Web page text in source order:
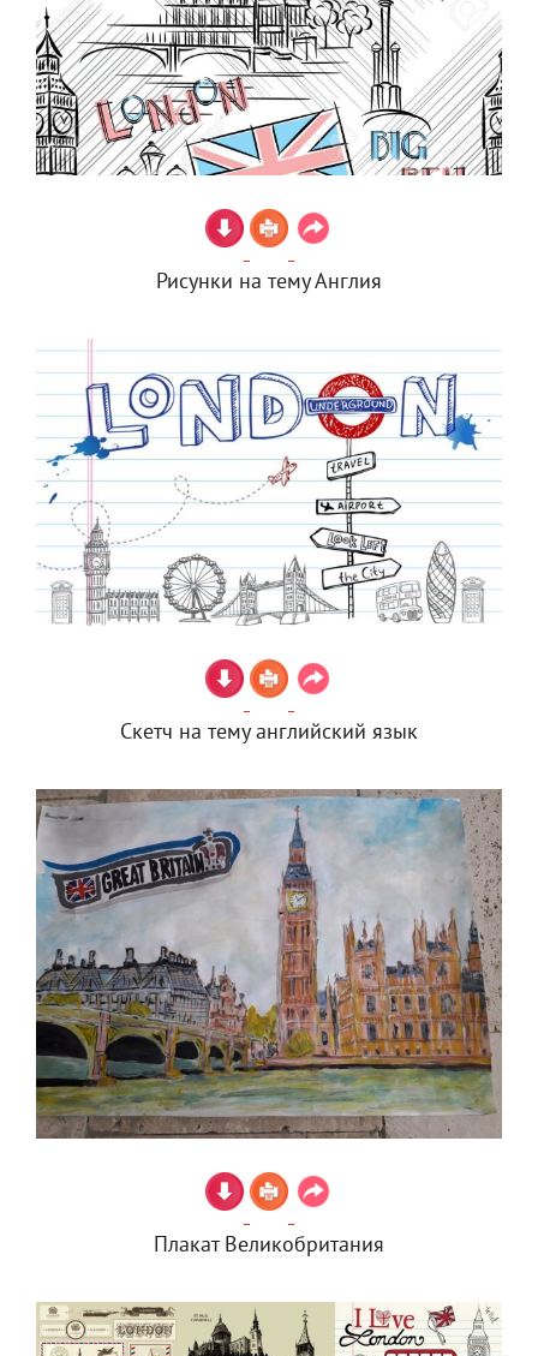
Рисунки на тему Англия
Скетч на тему английский язык
Плакат Великобритания